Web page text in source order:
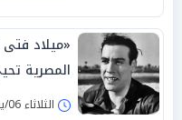
«ميلاد
المصرية
الثلاثاء 06/يناير/2026 - 04:21 م